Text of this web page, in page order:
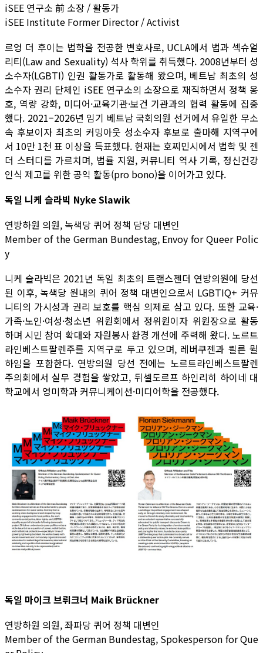
iSEE 연구소 前 소장 / 활동가
iSEE Institute Former Director / Activist
르엉 더 후이는 법학을 전공한 변호사로, UCLA에서 법과 섹슈얼
리티(Law and Sexuality) 석사 학위를 취득했다. 2008년부터 성
소수자(LGBTI) 인권 활동가로 활동해 왔으며, 베트남 최초의 성
소수자 권리 단체인 iSEE 연구소의 소장으로 재직하면서 정책 옹
호, 역량 강화, 미디어·교육기관·보건 기관과의 협력 활동에 집중
했다. 2021–2026년 임기 베트남 국회의원 선거에서 유일한 무소
속 후보이자 최초의 커밍아웃 성소수자 후보로 출마해 지역구에
서 10만 1천 표 이상을 득표했다. 현재는 호찌민시에서 법학 및 젠
더 스터디를 가르치며, 법률 지원, 커뮤니티 역사 기록, 정신건강
인식 제고를 위한 공익 활동(pro bono)을 이어가고 있다.
독일 니케 슬라빅 Nyke Slawik
연방하원 의원, 녹색당 퀴어 정책 담당 대변인
Member of the German Bundestag, Envoy for Queer Polic
y
니케 슬라빅은 2021년 독일 최초의 트랜스젠더 연방의원에 당선
된 이후, 녹색당 원내의 퀴어 정책 대변인으로서 LGBTIQ+ 커뮤
니티의 가시성과 권리 보호를 핵심 의제로 삼고 있다. 또한 교육·
가족·노인·여성·청소년 위원회에서 정위원이자 위원장으로 활동
하며 시민 참여 확대와 자원봉사 환경 개선에 주력해 왔다. 노르트
라인베스트팔렌주를 지역구로 두고 있으며, 레버쿠젠과 쾰른 뮐
하임을 포함한다. 연방의원 당선 전에는 노르트라인베스트팔렌
주의회에서 실무 경험을 쌓았고, 뒤셀도르프 하인리히 하이네 대
학교에서 영미학과 커뮤니케이션·미디어학을 전공했다.
독일 마이크 브뤼크너 Maik Brückner
연방하원 의원, 좌파당 퀴어 정책 대변인
Member of the German Bundestag, Spokesperson for Que